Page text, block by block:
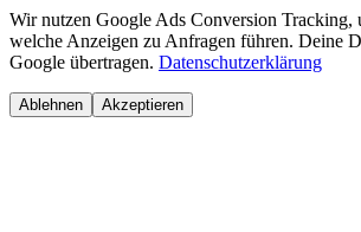
Wir nutzen Google Ads Conversion Tracking,
welche Anzeigen zu Anfragen führen. Deine
Google übertragen. Datenschutzerklärung
Ablehnen Akzeptieren